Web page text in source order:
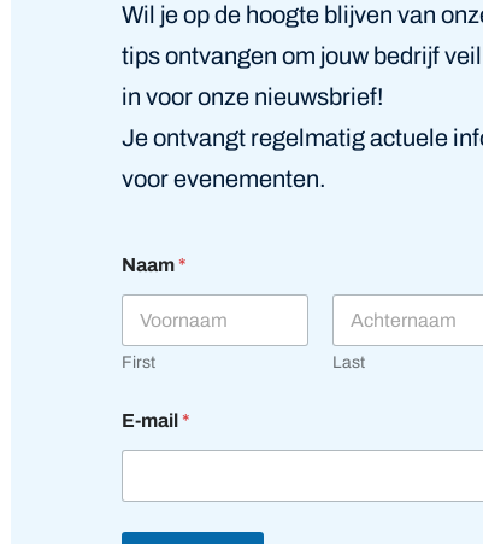
Wil je op de hoogte blijven van
tips ontvangen om jouw bedrijf
in voor onze nieuwsbrief!
Je ontvangt regelmatig actuele
voor evenementen.
N
a
N
m
Naam*
First Last
E-mail*